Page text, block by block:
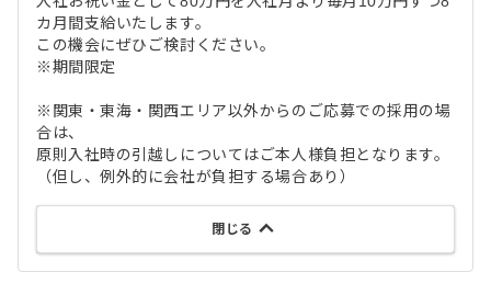
カ月間支給いたします。
この機会にぜひご検討ください。
※期間限定
※関東・東海・関西エリア以外からのご応募での採用の場
合は、
原則入社時の引越しについてはご本人様負担となります。
（但し、例外的に会社が負担する場合あり）
閉じる